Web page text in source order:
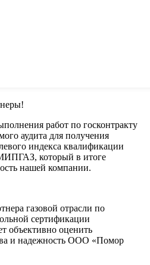
работ по госконтракту
аудита для получения
индекса квалификации
который в итоге
нашей компании.
газовой отрасли по
сертификации
объективно оценить
и надежность ООО «Помор